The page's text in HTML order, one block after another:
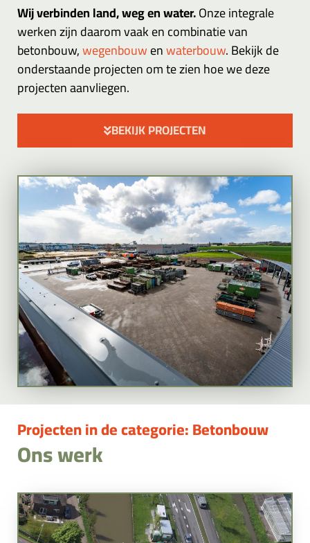
Wij verbinden land, weg en water.Onze integrale
werken zijn daarom vaak en combinatie van
betonbouw,wegenbouwenwaterbouw. Bekijk de
onderstaande projecten om te zien hoe we deze
projecten aanvliegen.
BEKIJK PROJECTEN
Projecten in de categorie: Betonbouw
Ons werk